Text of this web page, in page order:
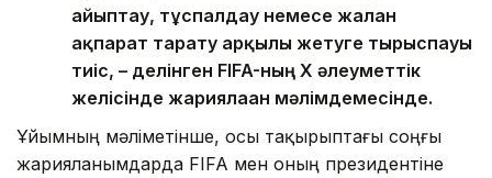
айыптау, тұспалдау немесе жалған
ақпарат тарату арқылы жетуге тырыспауы
тиіс, – делінген FIFA-ның X әлеуметтік
желісінде жариялаған мәлімдемесінде.
Ұйымның мәліметінше, осы тақырыптағы соңғы
жарияланымдарда FIFA мен оның президентіне